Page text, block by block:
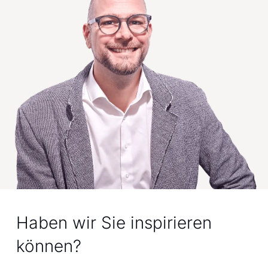
Haben wir Sie inspirieren
können?